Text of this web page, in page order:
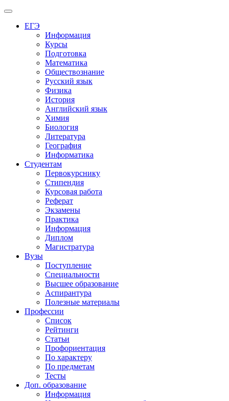
Меню
ЕГЭ
Информация
Курсы
Подготовка
Математика
Обществознание
Русский язык
Физика
История
Английский язык
Химия
Биология
Литература
География
Информатика
Студентам
Первокурснику
Стипендия
Курсовая работа
Реферат
Экзамены
Практика
Информация
Диплом
Магистратура
Вузы
Поступление
Специальности
Высшее образование
Аспирантура
Полезные материалы
Профессии
Список
Рейтинги
Статьи
Профориентация
По характеру
По предметам
Тесты
Доп. образование
Информация